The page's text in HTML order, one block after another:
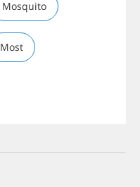
Mosquito
Most